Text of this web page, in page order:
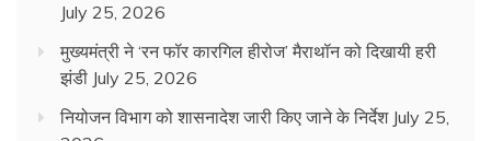
July 25, 2026
मुख्यमंत्री ने ‘रन फॉर कारगिल हीरोज’ मैराथॉन को दिखायी हरी
झंडी July 25, 2026
नियोजन विभाग को शासनादेश जारी किए जाने के निर्देश July 25,